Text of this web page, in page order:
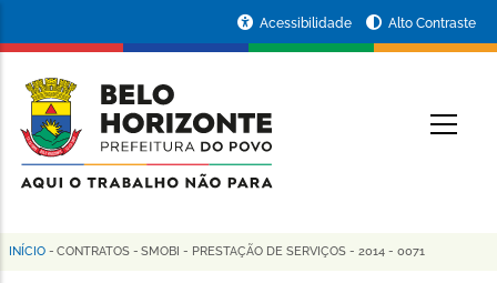
conteúdo
principal
da
Prefeitura
de
Horizonte
Acessibilidade Alto Contraste
Trilha
INÍCIO - CONTRATOS - SMOBI - PRESTAÇÃO DE SERVIÇOS - 2014 - 0071